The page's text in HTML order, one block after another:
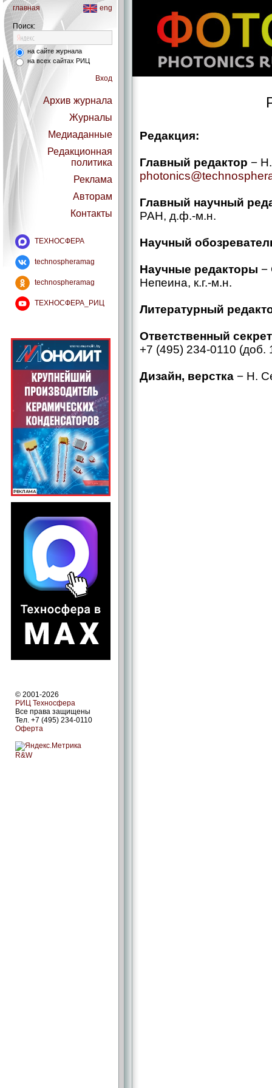
главная eng
Поиск:
на сайте журнала
на всех сайтах РИЦ
Вход
Архив журнала
Журналы
Медиаданные
Редакционная
политика
Реклама
Авторам
Контакты
ТЕХНОСФЕРА
technospheramag
technospheramag
ТЕХНОСФЕРА_РИЦ
© 2001-2026
РИЦ Техносфера
Все права защищены
Тел. +7 (495) 234-0110
Оферта
R&W
Редакция:
Главный редактор −
Главный научный
РАН, д.ф.-м.н.
Научный
Научные редакторы −
Непеина, к.г.-м.н.
Литературный
Ответственный
+7 (495) 234-0110 (доб.
Дизайн, верстка − Н.